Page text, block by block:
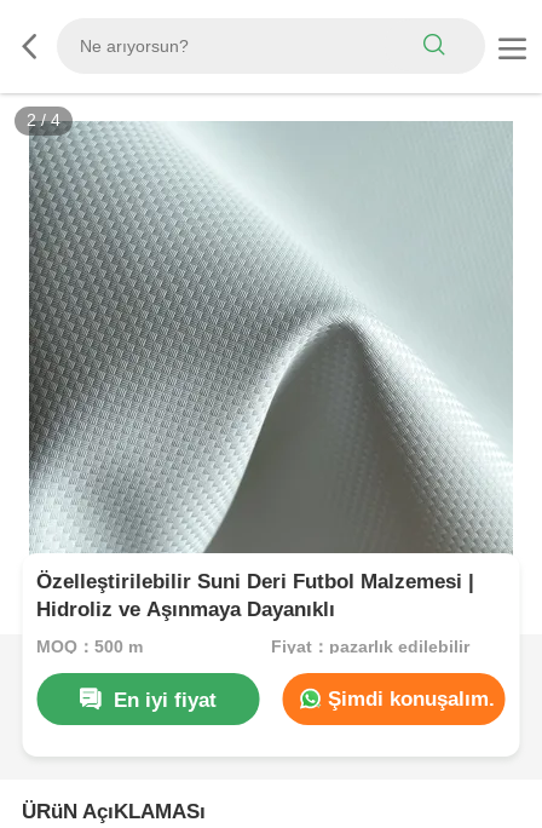
3/4
Özelleştirilebilir Suni Deri Futbol Malzemesi |
Hidroliz ve Aşınmaya Dayanıklı
MOQ：500 m Fiyat：pazarlık edilebilir
En iyi fiyat Şimdi konuşalım.
ÜRüN AçıKLAMASı